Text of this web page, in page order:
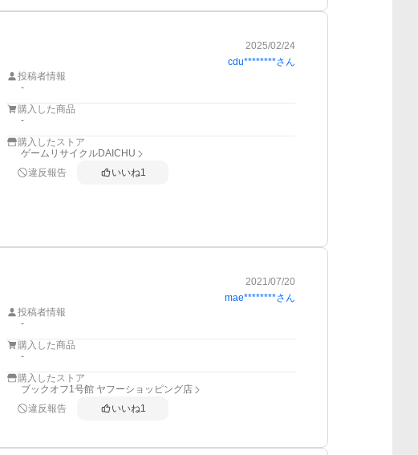
2025/02/24
cdu********さん
投稿者情報
-
購入した商品
-
購入したストア
ゲームリサイクルDAICHU
違反報告
いいね1
2021/07/20
mae********さん
投稿者情報
-
購入した商品
-
購入したストア
ブックオフ1号館 ヤフーショッピング店
違反報告
いいね1